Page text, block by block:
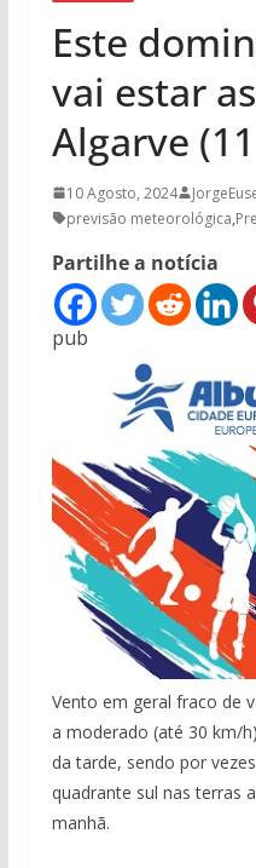
Este
vai estar
Algarve
10 Agosto, 2024
previsão meteorológica,
Partilhe a notícia
pub
Vento em geral fraco de
a moderado (até 30 km/
da tarde, sendo por
quadrante sul nas terras
manhã.